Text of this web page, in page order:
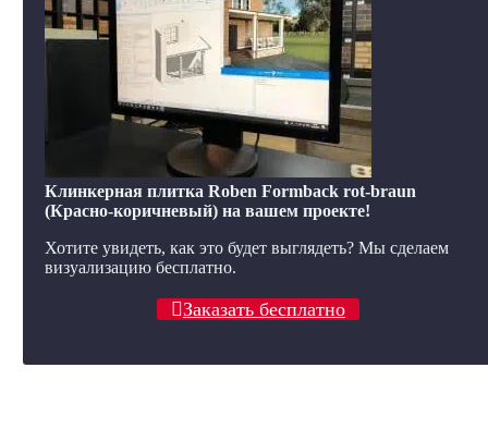
Клинкерная плитка Roben Formback rot-braun
(Красно-коричневый) на вашем проекте!
Хотите увидеть, как это будет выглядеть? Мы сделаем
визуализацию бесплатно.
Заказать бесплатно